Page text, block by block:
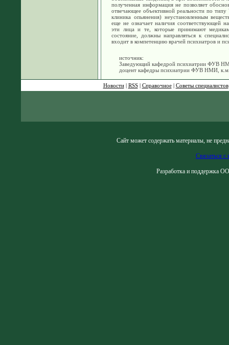
полученная информация не позволяет
отвечающее объективной реальности по
клиника опьянения) неустановленным
еще не означает наличия соответствующей
эти лица и те, которые принимают
состояние, должны направляться к
входит в компетенцию врачей психиатров и
источник:
Заведующий кафедрой психиатрии ФУВ
доцент кафедры психиатрии ФУВ НМИ,
Новости| RSS| Справочное| Советы специалистов
Сайт может содержать материалы, не
Связаться с
Разработка и